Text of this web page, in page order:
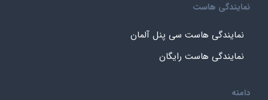
نمایندگی هاست
نمایندگی هاست سی پنل آلمان
نمایندگی هاست رایگان
دامنه